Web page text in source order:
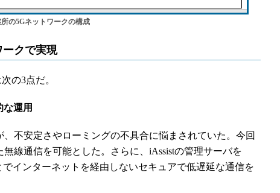
の5Gネットワークの構成
ークで実現
の3点だ。
な運用
不安定さやローミングの不具合に悩まされていた。今回
線通信を可能とした。さらに、iAssistの管理サーバを
でインターネットを経由しないセキュアで低遅延な通信を